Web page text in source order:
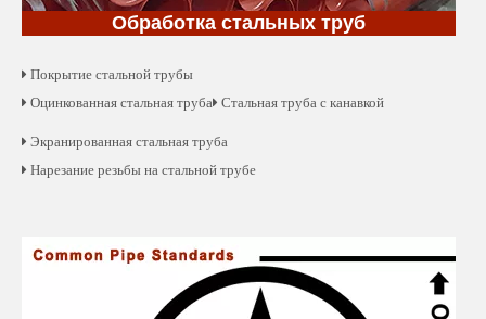
Обработка стальных труб
 Покрытие стальной трубы
 Оцинкованная стальная труба Стальная труба с канавкой
 Экранированная стальная труба
 Нарезание резьбы на стальной трубе